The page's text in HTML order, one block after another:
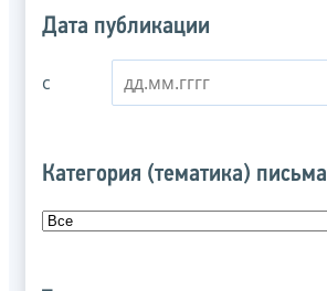
Дата публикации
с
Категория (тематика) письма